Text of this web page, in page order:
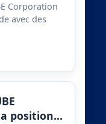
Corporation
avec des
position…